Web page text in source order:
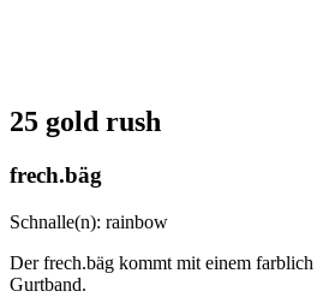
25 gold rush
frech.bäg
Schnalle(n): rainbow
Der frech.bäg kommt mit einem farblich
Gurtband.